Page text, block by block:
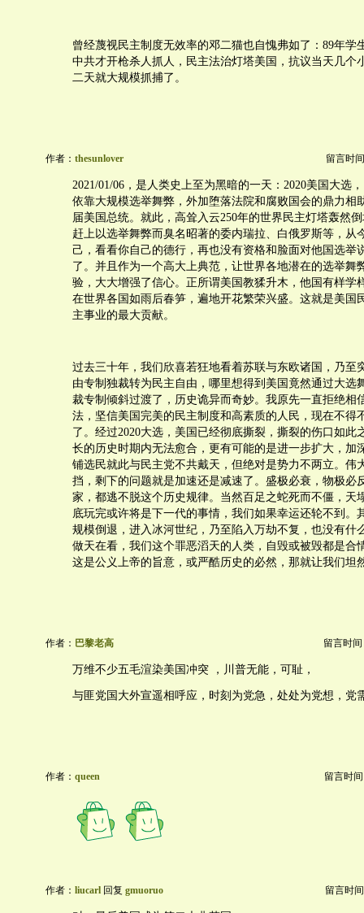
曾经蔑视民主制度无效率的邓二猫也自愧弗如了：89年学
中共才开枪杀人抓人，民主法治灯塔美国，抗议当天几个
二天就大规模抓捕了。
作者： thesunlover 留言时
2021/01/06，是人类史上至为黑暗的一天：2020美国大选
依靠大规模选举舞弊，外加堕落法院和腐败国会的鼎力相
届美国总统。就此，高耸入云250年的世界民主灯塔轰然
赶上以选举舞弊而臭名昭著的委内瑞拉、白俄罗斯等，从
己，看看你自己的德行，再也没有资格和脸面对他国选举
了。并且作为一个高大上典范，让世界各地潜在的选举舞
验，大大增强了信心。正所谓美国教猱升木，他国有样学
在世界各国如雨后春笋，遍地开花繁荣兴盛。这就是美国
主事业的最大贡献。
过去三十年，我们欣喜若狂地看着苏联与东欧诸国，乃至
由专制独裁转为民主自由，哪里想得到美国竟然通过大选
裁专制倾斜过渡了，历史诡异而奇妙。我原先一直拒绝相
法，坚信美国完美的民主制度和高素质的人民，现在不得
了。经过2020大选，美国已经彻底撕裂，撕裂的伤口如此
长的历史时期内无法愈合，更有可能的是进一步扩大，加
铺选民就此与民主党不共戴天，但绝对是势力不两立。伟
挡，剩下的问题就是加速还是减速了。盛极必衰，物极必
家，都逃不脱这个历史规律。当然百足之蛇死而不僵，天
底玩完或许将是下一代的事情，我们如果幸运还轮不到。
规模倒退，进入冰河世纪，乃至陷入万劫不复，也没有什
做天在看，我们这个罪恶滔天的人类，自毁或被毁都是合
这是公义上帝的旨意，或严酷历史的必然，那就让我们坦
作者： 巴黎老高 留言时间
万维不少五毛渲染美国冲突 ，川普无能，可耻，
与匪党国大外宣遥相呼应，时刻为党急，处处为党想，党
作者： queen 留言时间
作者： liucarl 回复 gmuoruo 留言时